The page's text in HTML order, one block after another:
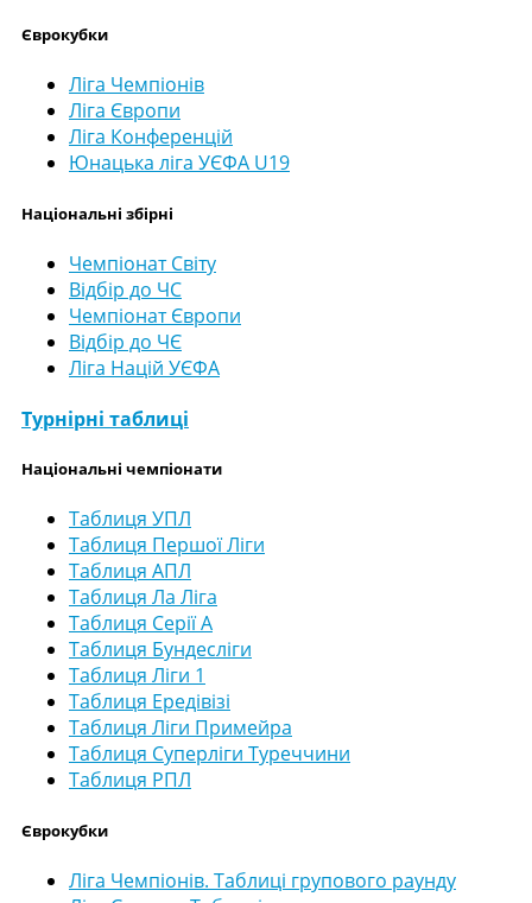
Єврокубки
Ліга Чемпіонів
Ліга Європи
Ліга Конференцій
Юнацька ліга УЄФА U19
Національні збірні
Чемпіонат Світу
Відбір до ЧС
Чемпіонат Європи
Відбір до ЧЄ
Ліга Націй УЄФА
Турнірні таблиці
Національні чемпіонати
Таблиця УПЛ
Таблиця Першої Ліги
Таблиця АПЛ
Таблиця Ла Ліга
Таблиця Серії А
Таблиця Бундесліги
Таблиця Ліги 1
Таблиця Ередівізі
Таблиця Ліги Примейра
Таблиця Суперліги Туреччини
Таблиця РПЛ
Єврокубки
Ліга Чемпіонів. Таблиці групового раунду